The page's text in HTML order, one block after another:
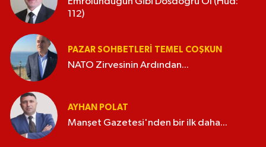
112)
PAZAR SOHBETLERI TEMEL COŞKUN
NATO Zirvesinin Ardından...
AYHAN POLAT
Manşet Gazetesi'nden bir ilk daha...